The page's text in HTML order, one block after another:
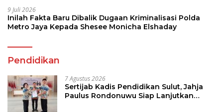
9 Juli 2026
Inilah Fakta Baru Dibalik Dugaan Kriminalisasi Polda
Metro Jaya Kepada Shesee Monicha Elshaday
Pendidikan
7 Agustus 2026
Sertijab Kadis Pendidikan Sulut, Jahja
Paulus Rondonuwu Siap Lanjutkan